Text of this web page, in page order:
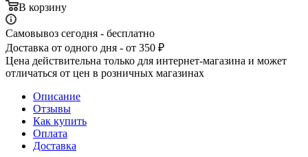
В корзину
Самовывоз сегодня - бесплатно
Доставка от одного дня - от 350 ₽
Цена действительна только для интернет-магазина и может
отличаться от цен в розничных магазинах
Описание
Отзывы
Как купить
Оплата
Доставка